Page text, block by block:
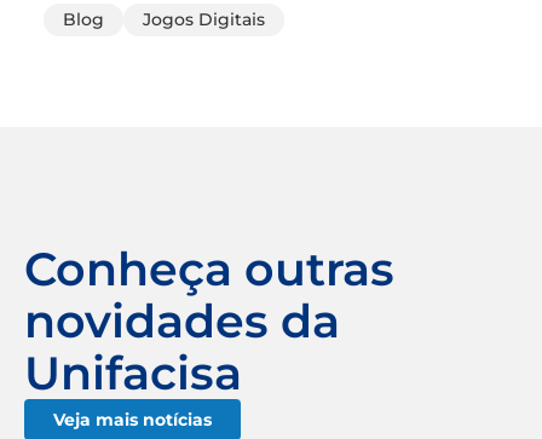
Blog Jogos Digitais
Conheça outras
novidades da
Unifacisa
Veja mais notícias